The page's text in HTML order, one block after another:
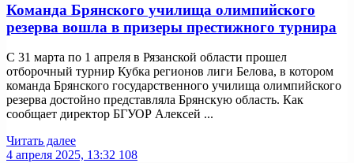
Команда Брянского училища олимпийского
резерва вошла в призеры престижного турнира
С 31 марта по 1 апреля в Рязанской области прошел
отборочный турнир Кубка регионов лиги Белова, в котором
команда Брянского государственного училища олимпийского
резерва достойно представляла Брянскую область. Как
сообщает директор БГУОР Алексей ...
Читать далее
4 апреля 2025, 13:32 108